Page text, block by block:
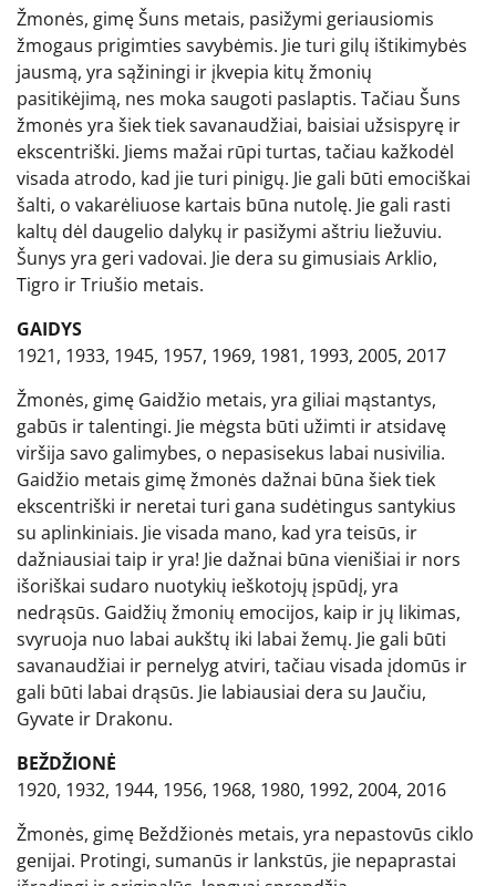
Žmonės, gimę Šuns metais, pasižymi geriausiomis
žmogaus prigimties savybėmis. Jie turi gilų ištikimybės
jausmą, yra sąžiningi ir įkvepia kitų žmonių
pasitikėjimą, nes moka saugoti paslaptis. Tačiau Šuns
žmonės yra šiek tiek savanaudžiai, baisiai užsispyrę ir
ekscentriški. Jiems mažai rūpi turtas, tačiau kažkodėl
visada atrodo, kad jie turi pinigų. Jie gali būti emociškai
šalti, o vakarėliuose kartais būna nutolę. Jie gali rasti
kaltų dėl daugelio dalykų ir pasižymi aštriu liežuviu.
Šunys yra geri vadovai. Jie dera su gimusiais Arklio,
Tigro ir Triušio metais.
GAIDYS
1921, 1933, 1945, 1957, 1969, 1981, 1993, 2005, 2017
Žmonės, gimę Gaidžio metais, yra giliai mąstantys,
gabūs ir talentingi. Jie mėgsta būti užimti ir atsidavę
viršija savo galimybes, o nepasisekus labai nusivilia.
Gaidžio metais gimę žmonės dažnai būna šiek tiek
ekscentriški ir neretai turi gana sudėtingus santykius
su aplinkiniais. Jie visada mano, kad yra teisūs, ir
dažniausiai taip ir yra! Jie dažnai būna vienišiai ir nors
išoriškai sudaro nuotykių ieškotojų įspūdį, yra
nedrąsūs. Gaidžių žmonių emocijos, kaip ir jų likimas,
svyruoja nuo labai aukštų iki labai žemų. Jie gali būti
savanaudžiai ir pernelyg atviri, tačiau visada įdomūs ir
gali būti labai drąsūs. Jie labiausiai dera su Jaučiu,
Gyvate ir Drakonu.
BEŽDŽIONĖ
1920, 1932, 1944, 1956, 1968, 1980, 1992, 2004, 2016
Žmonės, gimę Beždžionės metais, yra nepastovūs ciklo
genijai. Protingi, sumanūs ir lankstūs, jie nepaprastai